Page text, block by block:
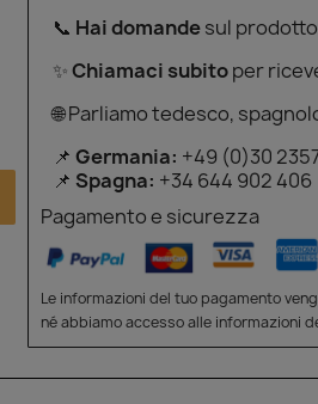
📞 Hai domandesul
✨Chiamaci subitoper
🌐 Parliamo tedesco,
📌 Germania: +49 (0)30
📌 Spagna: +34 644 902 406
Pagamento e sicurezza
Le informazioni del tuo pagamento
né abbiamo accesso alle informazioni